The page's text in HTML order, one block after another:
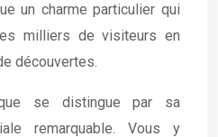
un charme particulier qui
milliers de visiteurs en
découvertes.
se distingue par sa
remarquable. Vous y